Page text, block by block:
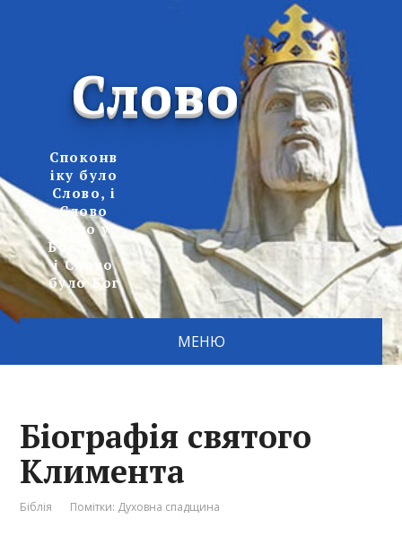
Слово
Споконв
іку було
Слово, і
Слово
було у
Бога,
і Слово
було Бог
МЕНЮ
Біографія святого
Климента
Біблія Помітки: Духовна спадщина